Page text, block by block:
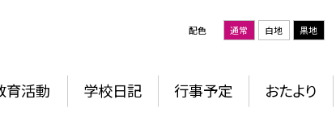
配色 通常 白地 黒地
育活動 学校日記 行事予定 おたより